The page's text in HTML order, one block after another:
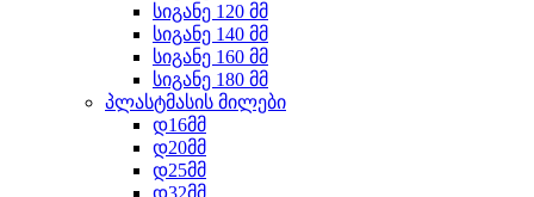
სიგანე 120 მმ
სიგანე 140 მმ
სიგანე 160 მმ
სიგანე 180 მმ
პლასტმასის მილები
დ16მმ
დ20მმ
დ25მმ
დ32მმ